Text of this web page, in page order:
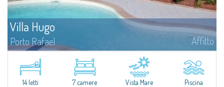
Villa Hugo
Porto Rafael Affitto
Nell'esclusiva e pittoresca località di Porto Rafael, sorge Villa Hugo, una
delle più ampie ville di Porto Rafael, affascinante proprietà caratterizzata da
un'invidiabile posizione panoramica...
14 letti 7 camere Vista Mare Piscina